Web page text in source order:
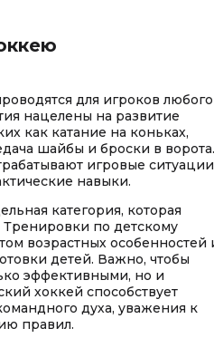
для игроков любого
нацелены на развитие
как катание на коньках,
шайбы и броски в ворота.
игровые
навыки.
категория, которая
Тренировки по детскому
возрастных особенностей
детей. Важно, чтобы
эффективными, но и
хоккей способствует
духа, уважения к
правил.